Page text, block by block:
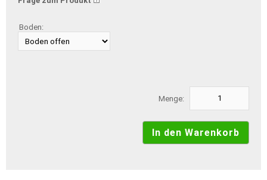
Boden:
Menge: